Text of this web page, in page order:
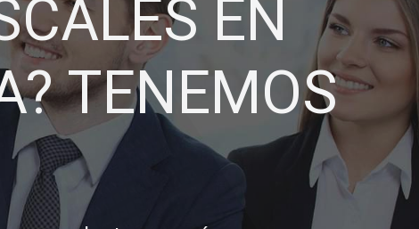
excelente asesoría
en nuestro
sus aspiraciones